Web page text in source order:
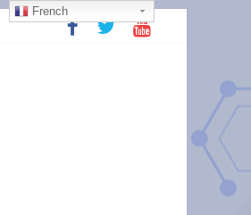
French